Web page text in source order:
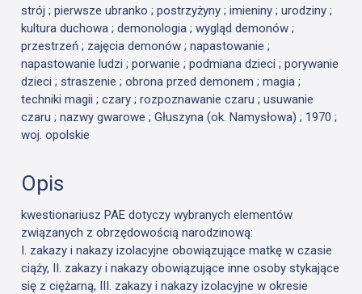
strój ; pierwsze ubranko ; postrzyżyny ; imieniny ; urodziny ;
kultura duchowa ; demonologia ; wygląd demonów ;
przestrzeń ; zajęcia demonów ; napastowanie ;
napastowanie ludzi ; porwanie ; podmiana dzieci ; porywanie
dzieci ; straszenie ; obrona przed demonem ; magia ;
techniki magii ; czary ; rozpoznawanie czaru ; usuwanie
czaru ; nazwy gwarowe ; Głuszyna (ok. Namysłowa) ; 1970 ;
woj. opolskie
Opis
kwestionariusz PAE dotyczy wybranych elementów
związanych z obrzędowością narodzinową:
I. zakazy i nakazy izolacyjne obowiązujące matkę w czasie
ciąży, II. zakazy i nakazy obowiązujące inne osoby stykające
się z ciężarną, III. zakazy i nakazy izolacyjne w okresie